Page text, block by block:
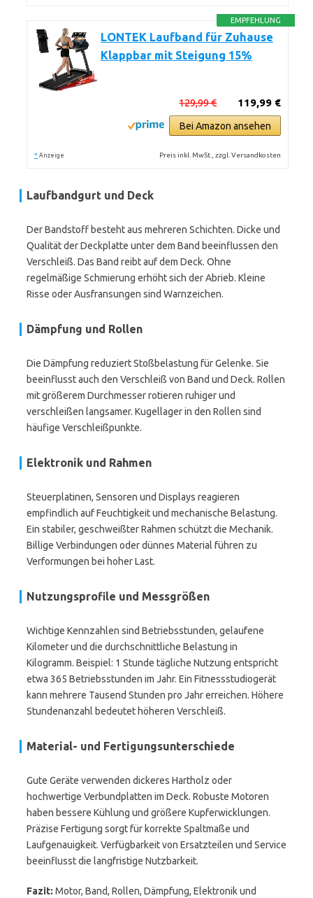
EMPFEHLUNG
LONTEK Laufband für Zuhause
Klappbar mit Steigung 15%
119,99 €
129,99 €
Bei Amazon ansehen
* Anzeige Preis inkl. MwSt., zzgl. Versandkosten
Laufbandgurt und Deck
Der Bandstoff besteht aus mehreren Schichten. Dicke und
Qualität der Deckplatte unter dem Band beeinflussen den
Verschleiß. Das Band reibt auf dem Deck. Ohne
regelmäßige Schmierung erhöht sich der Abrieb. Kleine
Risse oder Ausfransungen sind Warnzeichen.
Dämpfung und Rollen
Die Dämpfung reduziert Stoßbelastung für Gelenke. Sie
beeinflusst auch den Verschleiß von Band und Deck. Rollen
mit größerem Durchmesser rotieren ruhiger und
verschleißen langsamer. Kugellager in den Rollen sind
häufige Verschleißpunkte.
Elektronik und Rahmen
Steuerplatinen, Sensoren und Displays reagieren
empfindlich auf Feuchtigkeit und mechanische Belastung.
Ein stabiler, geschweißter Rahmen schützt die Mechanik.
Billige Verbindungen oder dünnes Material führen zu
Verformungen bei hoher Last.
Nutzungsprofile und Messgrößen
Wichtige Kennzahlen sind Betriebsstunden, gelaufene
Kilometer und die durchschnittliche Belastung in
Kilogramm. Beispiel: 1 Stunde tägliche Nutzung entspricht
etwa 365 Betriebsstunden im Jahr. Ein Fitnessstudiogerät
kann mehrere Tausend Stunden pro Jahr erreichen. Höhere
Stundenanzahl bedeutet höheren Verschleiß.
Material- und Fertigungsunterschiede
Gute Geräte verwenden dickeres Hartholz oder
hochwertige Verbundplatten im Deck. Robuste Motoren
haben bessere Kühlung und größere Kupferwicklungen.
Präzise Fertigung sorgt für korrekte Spaltmaße und
Laufgenauigkeit. Verfügbarkeit von Ersatzteilen und Service
beeinflusst die langfristige Nutzbarkeit.
Fazit: Motor, Band, Rollen, Dämpfung, Elektronik und